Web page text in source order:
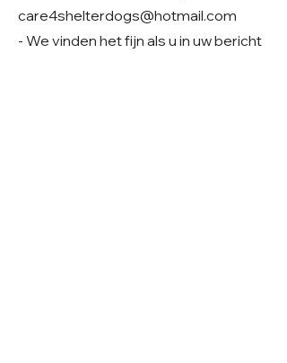
care4shelterdogs@hotmail.com
- We vinden het fijn als u in uw bericht